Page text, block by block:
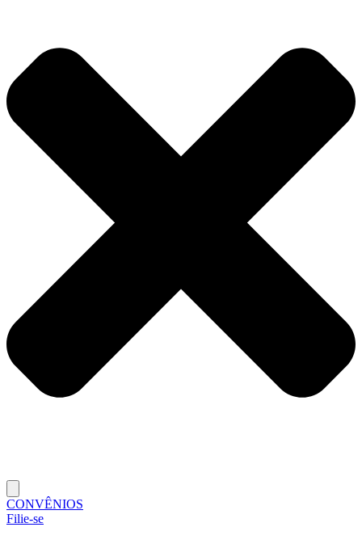
CONVÊNIOS
Filie-se